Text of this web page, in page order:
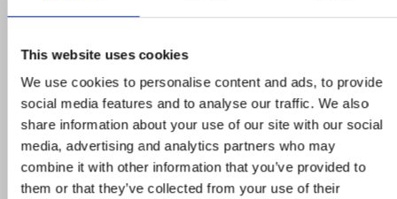
This website uses cookies
We use cookies to personalise content and ads, to provide
social media features and to analyse our traffic. We also
share information about your use of our site with our social
media, advertising and analytics partners who may
combine it with other information that you’ve provided to
them or that they’ve collected from your use of their
ΚΩΔΙΚΟΣ: PILL.MAG.0010
ΑΓΟΡΑ 112,00 € 89,60 €